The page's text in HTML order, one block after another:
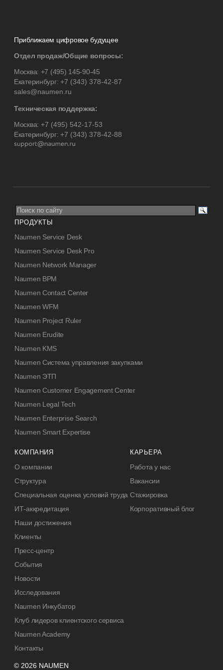
Приближаем цифровое будущее
Отдел продаж/Общие вопросы:
Москва: +7 (495) 145-90-45
Екатеринбург:+7 (343) 378-42-87
sales@naumen.ru
Техническая поддержка:
Москва: +7 (495) 542-17-53
Екатеринбург:+7 (343) 378-42-88
© 2026 NAUMEN
ПРОДУКТЫ
Naumen Service Desk
Naumen Service Desk Pro
Naumen Network Manager
Naumen BPM
Naumen Contact Center
Naumen WFM
Naumen Project Ruler
Naumen Erudite
Naumen KMS
Naumen Система управления закупками
Naumen ЭТП
Naumen Customer Engagement Center
Naumen Legal Tech
Naumen Enterprise Search
Naumen Smart Expertise
КОМПАНИЯ
О компании
Структура
Специальная оценка условий труда
ИТ-аккредитация
Наши достижения
Клиенты
Пресс-центр
События
Новости
Исследования
Naumen Инкубатор
Клуб лидеров клиентского сервиса
Naumen Academy
Контакты
КАРЬЕРА
Работа у нас
Вакансии
Стажировка
Корпоративный блог